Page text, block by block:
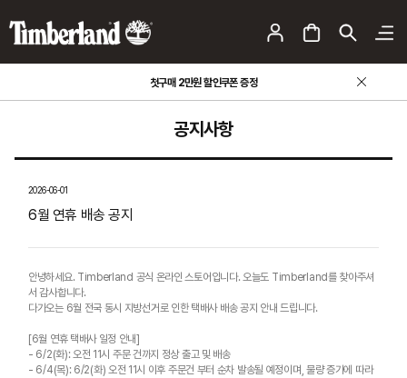
첫구매 2만원 할인쿠폰 증정
공지사항
2026-06-01
6월 연휴 배송 공지
안녕하세요. Timberland 공식 온라인 스토어입니다. 오늘도 Timberland를 찾아주셔
서 감사합니다.
다가오는 6월 전국 동시 지방선거로 인한 택배사 배송 공지 안내 드립니다.
[6월 연휴 택배사 일정 안내]
- 6/2(화): 오전 11시 주문 건까지 정상 출고 및 배송
- 6/4(목): 6/2(화) 오전 11시 이후 주문건 부터 순차 발송될 예정이며, 물량 증가에 따라